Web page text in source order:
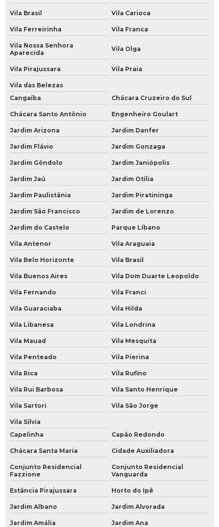
Oficina Mecânica de Automóveis
Oficina Mecânica de Carros
Oficina Mecânica de Motos
Oficina Mecânica Direção Hidráulica
Oficina Mecânica e Elétrica
Oficina Mecânica Elétrica
Oficina Mecânica Elétrica Carros
Oficina Mecânica Especializada em Câmbio Automático
Oficina Mecânica Ford
Oficina Mecânica Hyundai
Oficina Mecânica Motos
Oficina Mecânica Peugeot
Oficina Mecânica Renault
Oficina Mecânica Suspensão
Oficina Mecânica Volkswagen
Oficinas Mecânicas 24 Horas
Mecânica 24 Horas
Mecânica 24 Horas SP
Mecânico 24 Horas
Mecânico 24 Horas em São Paulo
Mecânico 24 Horas em SP
Mecânico 24 Horas na Avenida do Estado
Mecânico 24 Horas na Paulista
Mecânico 24 Horas na Zona Leste
Mecânico 24 Horas na Zona Oeste
Mecânico 24 Horas na Zona Sul
Mecânico 24 Horas no Morumbi
Mecânico 24 Horas SP Zona Norte
Vila Brasil Vila Carioca
Vila Ferreirinha Vila Franca
Vila Nossa Senhora
Aparecida
Vila Olga
Vila Pirajussara Vila Praia
Vila das Belezas
Cangaíba
Chácara Cruzeiro do Sul
Chácara Santo Antônio Engenheiro Goulart
Jardim Arizona Jardim Danfer
Jardim Flávio Jardim Gonzaga
Jardim Gôndolo Jardim Janiópolis
Jardim Jaú Jardim Otília
Jardim Paulistânia Jardim Piratininga
Jardim São Francisco Jardim de Lorenzo
Jardim do Castelo Parque Líbano
Vila Antenor Vila Araguaia
Vila Belo Horizonte Vila Brasil
Vila Buenos Aires Vila Dom Duarte Leopoldo
Vila Fernando Vila Franci
Vila Guaraciaba Vila Hilda
Vila Libanesa Vila Londrina
Vila Mauad Vila Mesquita
Vila Penteado Vila Pierina
Vila Rica Vila Rufino
Vila Rui Barbosa Vila Santo Henrique
Vila Sartori Vila São Jorge
Vila Sílvia
Capelinha
Capão Redondo
Chácara Santa Maria Cidade Auxiliadora
Conjunto Residencial
Fazzione
Conjunto Residencial
Vanguarda
Estância Pirajussara Horto do Ipê
Jardim Albano Jardim Alvorada
Jardim Amália Jardim Ana